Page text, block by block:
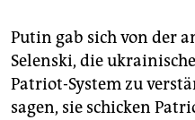
Putin gab sich von der
Selenski, die
Patriot-System zu
sagen, sie schicken